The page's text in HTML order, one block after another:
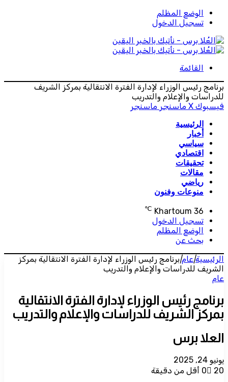
الوضع المظلم
تسجيل الدخول
القائمة
برنامج رئيس الوزراء لإدارة الفترة الانتقالية بمركز الشريف
للدراسات والإعلام والتدريب
فيسبوك ‫X ماسنجر ماسنجر
الرئيسية
أخبار
سياسي
اقتصادي
تحقيقات
مقالات
رياضي
منوعات وفنون
Khartoum 36
℃
تسجيل الدخول
الوضع المظلم
بحث عن
الرئيسية|عام|برنامج رئيس الوزراء لإدارة الفترة الانتقالية بمركز
الشريف للدراسات والإعلام والتدريب
عام
برنامج رئيس الوزراء لإدارة الفترة الانتقالية
بمركز الشريف للدراسات والإعلام والتدريب
العلا برس
يونيو 24, 2025
0
20 أقل من دقيقة